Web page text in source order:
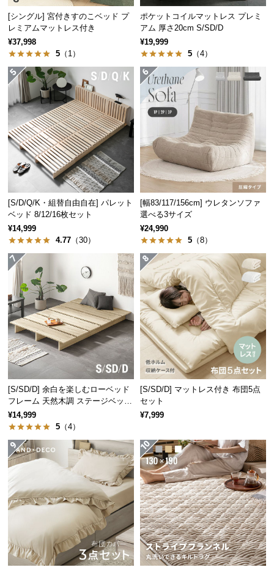
に
つ
て
会
員
規
約
に
つ
い
て
ト
お
知
ら
せ
グ
企
報
風通しの良いすのこ板
通して快適な睡眠をサポートします。
フレーム内部にマットレスを落とし込む構造なので、マットレスがズ
レにくく安定感のある寝心地です。
こだわりの背面化粧仕上げ
ヘッドボード背面も同一の板材で仕上げています。どこから見ても美
しく、お部屋の雰囲気を損ねません。
[シングル] 宮付きすのこベッド プ
レミアムマットレス付き
¥37,998
5 （1）
ポケットコイルマットレス プレミ
アム 厚さ20cm S/SD/D
¥19,999
5 （4）
[S/D/Q/K・組替自由自在] パレット
ベッド 8/12/16枚セット
¥14,999
4.77 （30）
[幅83/117/156cm] ウレタンソファ
選べる3サイズ
¥24,990
5 （8）
[S/SD/D] 余白を楽しむローベッド
フレーム 天然木調 ステージベッド
ロボット掃除機対応
¥14,999
5 （4）
[S/SD/D] マットレス付き 布団5点
セット
¥7,999